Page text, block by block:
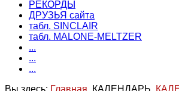
РЕКОРДЫ
ДРУЗЬЯ сайта
табл. SINCLAIR
табл. MALONE-MELTZER
...
...
...
Вы здесь: Главная КАЛЕНДАРЬ